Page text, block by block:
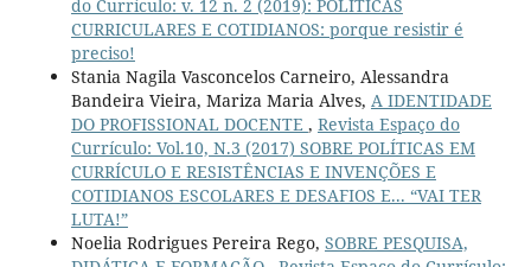
do Currículo: v. 12 n. 2 (2019): POLÍTICAS
CURRICULARES E COTIDIANOS: porque resistir é
preciso!
Stania Nagila Vasconcelos Carneiro, Alessandra
Bandeira Vieira, Mariza Maria Alves, A IDENTIDADE
DO PROFISSIONAL DOCENTE , Revista Espaço do
Currículo: Vol.10, N.3 (2017) SOBRE POLÍTICAS EM
CURRÍCULO E RESISTÊNCIAS E INVENÇÕES E
COTIDIANOS ESCOLARES E DESAFIOS E... “VAI TER
LUTA!”
Noelia Rodrigues Pereira Rego, SOBRE PESQUISA,